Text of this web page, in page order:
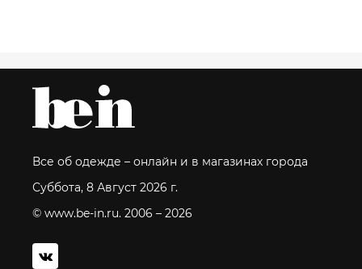
Все об одежде – онлайн и в магазинах города
Суббота, 8 Август 2026 г.
© www.be-in.ru. 2006 – 2026